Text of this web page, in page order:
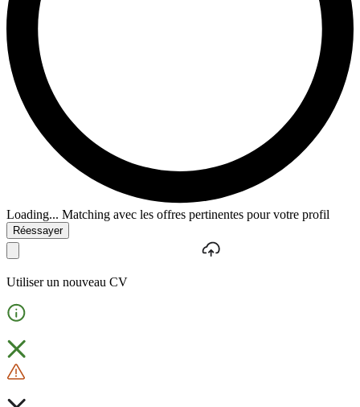
Loading... Matching avec les offres pertinentes pour votre profil
Réessayer
Utiliser un nouveau CV